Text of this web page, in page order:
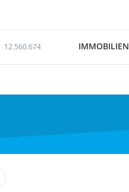
12.560.674 IMMOBILIEN